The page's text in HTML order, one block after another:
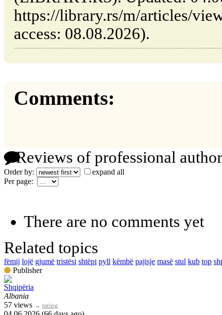
https://library.rs/m/articles/
access: 08.08.2026).
Comments:
Reviews of professional
Order by:
expand all
Per page:
There are no comments yet
Related topics
fëmij lojë gjumë tristësi shtëpi pyll këmbë pajisje masë stul kub top
Publisher
Shqipëria
Albania
57 views → rating